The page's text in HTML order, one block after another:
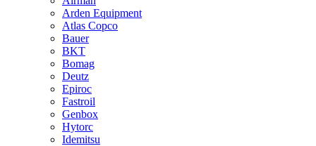
Arden Equipment
Atlas Сopco
Bauer
BKT
Bomag
Deutz
Epiroc
Fastroil
Genbox
Hytorc
Idemitsu